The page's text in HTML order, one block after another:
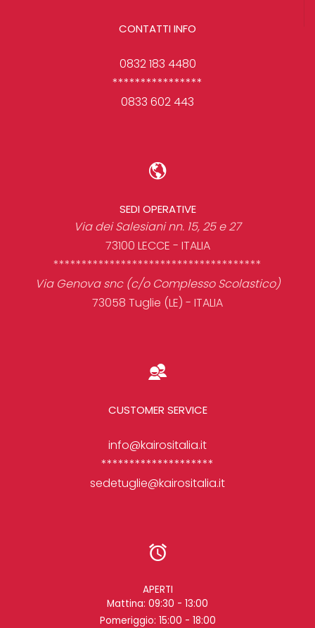
CONTATTI INFO
0832 183 4480
****************
0833 602 443
SEDI OPERATIVE
Via dei Salesiani nn. 15, 25 e 27
73100 LECCE - ITALIA
*************************************
Via Genova snc (c/o Complesso Scolastico)
73058 Tuglie (LE) - ITALIA
CUSTOMER SERVICE
info@kairositalia.it
********************
sedetuglie@kairositalia.it
APERTI
Mattina: 09:30 - 13:00
Pomeriggio: 15:00 - 18:00